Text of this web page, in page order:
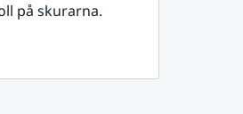
på skurarna.